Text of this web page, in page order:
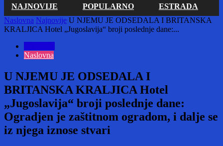
NAJNOVIJE POPULARNO
ESTRADA
Naslovna Najnovije U NJEMU JE ODSEDALA I BRITANSKA
KRALJICA Hotel „Jugoslavija“ broji poslednje dane:...
Naslovna
U NJEMU JE ODSEDALA I
BRITANSKA KRALJICA Hotel
„Jugoslavija“ broji poslednje dane:
Ogradjen je zaštitnom ogradom, i dalje se
iz njega iznose stvari